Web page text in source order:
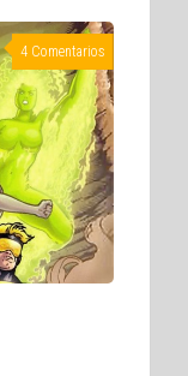
4 Comentarios